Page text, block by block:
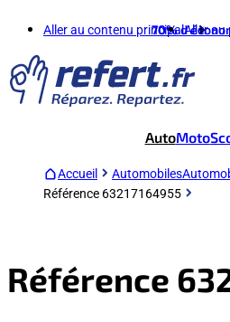
Aller au contenu principalAller au
70%
AutoMoto
Accueil Automobiles
Référence 63217164955
Référence